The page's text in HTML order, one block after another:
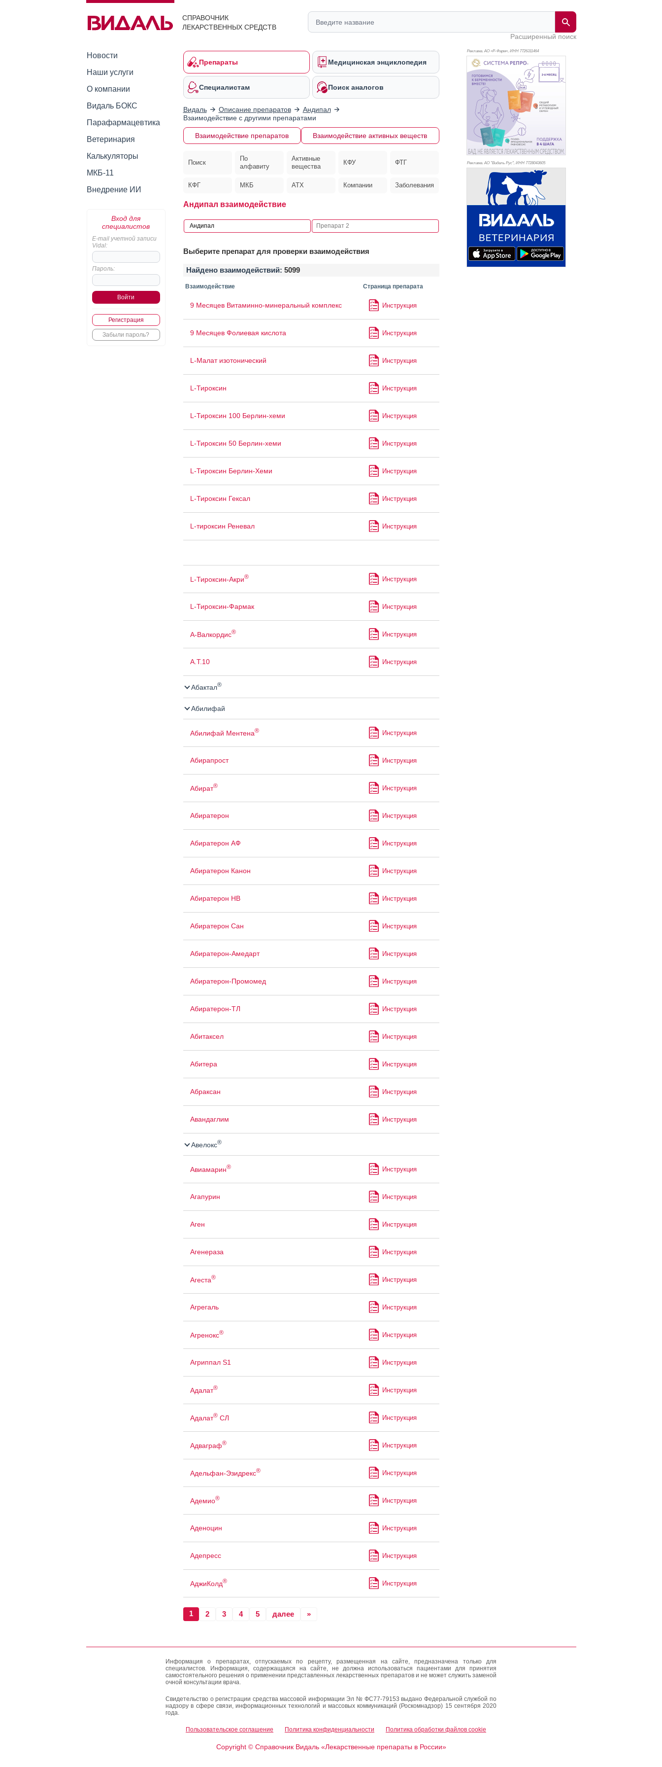
СПРАВОЧНИК
ЛЕКАРСТВЕННЫХ СРЕДСТВ
Расширенный поиск
Новости
Наши услуги
О компании
Видаль БОКС
Парафармацевтика
Ветеринария
Калькуляторы
МКБ-11
Внедрение ИИ
Вход для
специалистов
E-mail учетной записи
Vidal:
Пароль:
Регистрация
Забыли пароль?
Препараты Медицинская энциклопедия
Специалистам Поиск аналогов
Видаль Описание препаратов
Андипал
Взаимодействие с другими препаратами
Взаимодействие препаратов Взаимодействие активных веществ
Поиск
По
алфавиту
Активные
вещества
КФУ ФТГ
КФГ МКБ АТХ Компании Заболевания
Андипал взаимодействие
Выберите препарат для проверки взаимодействия
Найдено взаимодействий: 5099
Взаимодействие Страница препарата
9 Месяцев Витаминно-минеральный комплекс Инструкция
9 Месяцев Фолиевая кислота Инструкция
L-Малат изотонический Инструкция
L-Тироксин Инструкция
L-Тироксин 100 Берлин-хеми Инструкция
L-Тироксин 50 Берлин-хеми Инструкция
L-Тироксин Берлин-Хеми Инструкция
L-Тироксин Гексал Инструкция
L-тироксин Реневал Инструкция
L-Тироксин-Акри® Инструкция
L-Тироксин-Фармак Инструкция
А-Валкордис® Инструкция
А.Т.10 Инструкция
Абактал®
Абилифай
Абилифай Ментена® Инструкция
Абирапрост Инструкция
Абират® Инструкция
Абиратерон Инструкция
Абиратерон АФ Инструкция
Абиратерон Канон Инструкция
Абиратерон НВ Инструкция
Абиратерон Сан Инструкция
Абиратерон-Амедарт Инструкция
Абиратерон-Промомед Инструкция
Абиратерон-ТЛ Инструкция
Абитаксел Инструкция
Абитера Инструкция
Абраксан Инструкция
Авандаглим Инструкция
Авелокс®
Авиамарин® Инструкция
Агапурин Инструкция
Аген Инструкция
Агенераза Инструкция
Агеста® Инструкция
Агрегаль Инструкция
Агренокс® Инструкция
Агриппал S1 Инструкция
Адалат® Инструкция
Адалат®СЛ Инструкция
Адваграф® Инструкция
Адельфан-Эзидрекс® Инструкция
Адемио® Инструкция
Аденоцин Инструкция
Адепресс Инструкция
АджиКолд® Инструкция
1 2 3 4 5 далее »
Реклама. АО «Р-Фарм», ИНН 7726311464
Реклама. АО "Видаль Рус", ИНН 7728043605
Информация о препаратах, отпускаемых по рецепту, размещенная на сайте, предназначена только для
специалистов. Информация, содержащаяся на сайте, не должна использоваться пациентами для принятия
самостоятельного решения о применении представленных лекарственных препаратов и не может служить заменой
очной консультации врача.
Свидетельство о регистрации средства массовой информации Эл № ФС77-79153 выдано Федеральной службой по
надзору в сфере связи, информационных технологий и массовых коммуникаций (Роскомнадзор) 15 сентября 2020
года.
Пользовательское соглашение Политика конфиденциальности Политика обработки файлов cookie
Copyright ©Справочник Видаль «Лекарственные препараты в России»